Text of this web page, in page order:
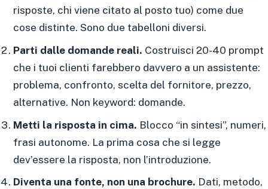
risposte, chi viene citato al posto tuo) come due
cose distinte. Sono due tabelloni diversi.
Parti dalle domande reali. Costruisci 20-40 prompt
che i tuoi clienti farebbero davvero a un assistente:
problema, confronto, scelta del fornitore, prezzo,
alternative. Non keyword: domande.
Metti la risposta in cima. Blocco “in sintesi”, numeri,
frasi autonome. La prima cosa che si legge
dev’essere la risposta, non l’introduzione.
Diventa una fonte, non una brochure. Dati, metodo,